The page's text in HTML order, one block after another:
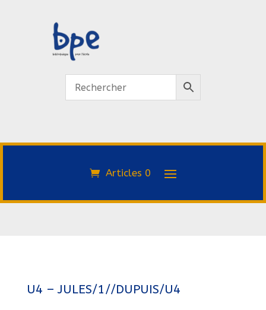
Articles 0
U4 – JULES/1//DUPUIS/U4